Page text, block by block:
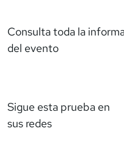
Consulta toda la
del evento
Sigue esta prueba en
sus redes